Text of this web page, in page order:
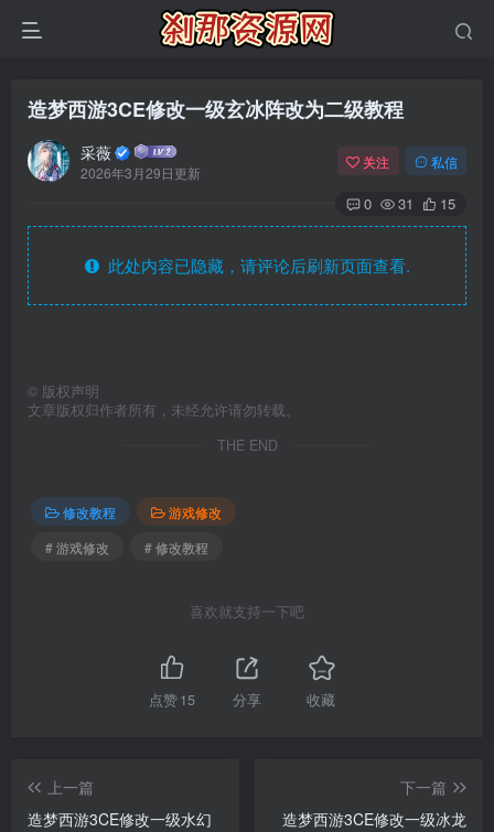
造梦西游3CE修改一级玄冰阵改为二级教程
采薇
2026年3月29日更新
关注 私信
0 31 15
此处内容已隐藏，请评论后刷新页面查看.
© 版权声明
文章版权归作者所有，未经允许请勿转载。
THE END
修改教程
游戏修改
# 游戏修改
# 修改教程
喜欢就支持一下吧
点赞15 分享 收藏
上一篇
造梦西游3CE修改一级水幻
下一篇
造梦西游3CE修改一级冰龙